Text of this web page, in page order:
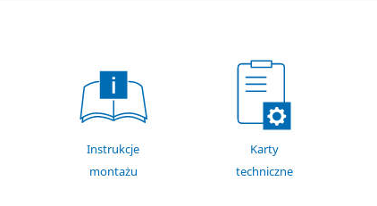
Instrukcje
montażu
Karty
techniczne